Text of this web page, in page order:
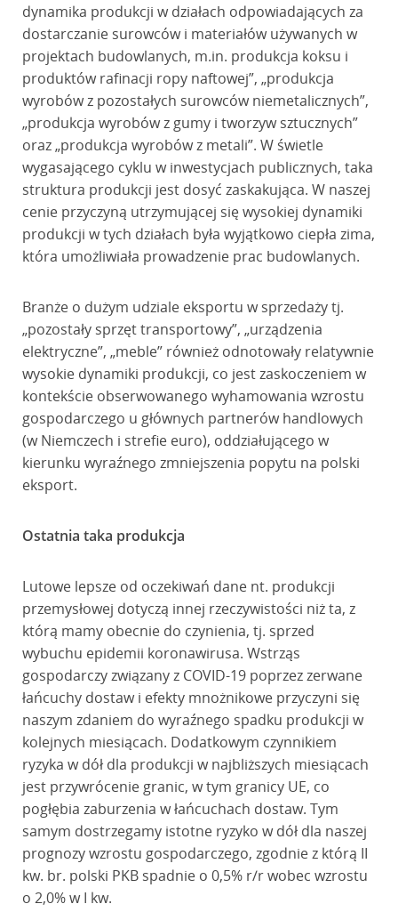
dynamika produkcji w działach odpowiadających za
dostarczanie surowców i materiałów używanych w
projektach budowlanych, m.in. produkcja koksu i
produktów rafinacji ropy naftowej”, „produkcja
wyrobów z pozostałych surowców niemetalicznych”,
„produkcja wyrobów z gumy i tworzyw sztucznych”
oraz „produkcja wyrobów z metali”. W świetle
wygasającego cyklu w inwestycjach publicznych, taka
struktura produkcji jest dosyć zaskakująca. W naszej
cenie przyczyną utrzymującej się wysokiej dynamiki
produkcji w tych działach była wyjątkowo ciepła zima,
która umożliwiała prowadzenie prac budowlanych.
Branże o dużym udziale eksportu w sprzedaży tj.
„pozostały sprzęt transportowy”, „urządzenia
elektryczne”, „meble” również odnotowały relatywnie
wysokie dynamiki produkcji, co jest zaskoczeniem w
kontekście obserwowanego wyhamowania wzrostu
gospodarczego u głównych partnerów handlowych
(w Niemczech i strefie euro), oddziałującego w
kierunku wyraźnego zmniejszenia popytu na polski
eksport.
Ostatnia taka produkcja
Lutowe lepsze od oczekiwań dane nt. produkcji
przemysłowej dotyczą innej rzeczywistości niż ta, z
którą mamy obecnie do czynienia, tj. sprzed
wybuchu epidemii koronawirusa. Wstrząs
gospodarczy związany z COVID-19 poprzez zerwane
łańcuchy dostaw i efekty mnożnikowe przyczyni się
naszym zdaniem do wyraźnego spadku produkcji w
kolejnych miesiącach. Dodatkowym czynnikiem
ryzyka w dół dla produkcji w najbliższych miesiącach
jest przywrócenie granic, w tym granicy UE, co
pogłębia zaburzenia w łańcuchach dostaw. Tym
samym dostrzegamy istotne ryzyko w dół dla naszej
prognozy wzrostu gospodarczego, zgodnie z którą II
kw. br. polski PKB spadnie o 0,5% r/r wobec wzrostu
o 2,0% w I kw.